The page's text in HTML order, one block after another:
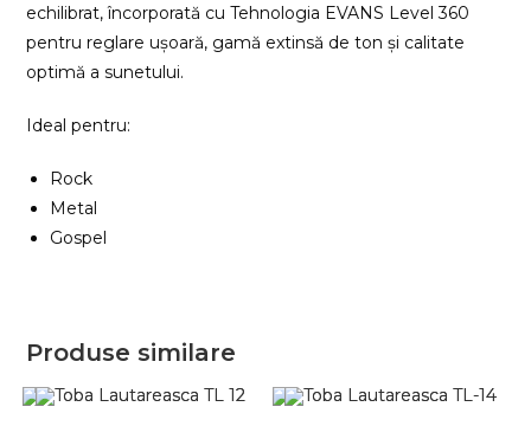
echilibrat, încorporată cu Tehnologia EVANS Level 360
pentru reglare ușoară, gamă extinsă de ton și calitate
optimă a sunetului.
Ideal pentru:
Rock
Metal
Gospel
Produse similare